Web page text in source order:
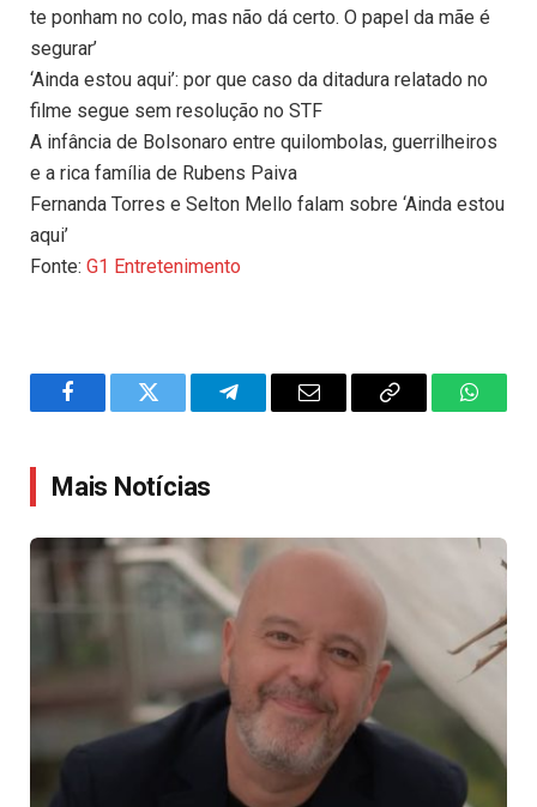
te ponham no colo, mas não dá certo. O papel da mãe é
segurar’
‘Ainda estou aqui’: por que caso da ditadura relatado no
filme segue sem resolução no STF
A infância de Bolsonaro entre quilombolas, guerrilheiros
e a rica família de Rubens Paiva
Fernanda Torres e Selton Mello falam sobre ‘Ainda estou
aqui’
Fonte: G1 Entretenimento
FacebookTwitter TelegramEmail
Copy
Mais Notícias